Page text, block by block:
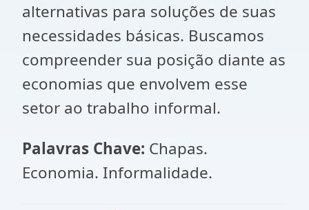
alternativas para soluções de suas
necessidades básicas. Buscamos
compreender sua posição diante as
economias que envolvem esse
setor ao trabalho informal.
Palavras Chave: Chapas.
Economia. Informalidade.